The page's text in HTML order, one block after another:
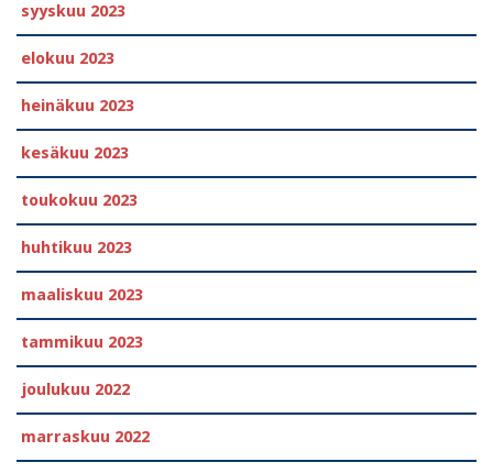
syyskuu 2023
elokuu 2023
heinäkuu 2023
kesäkuu 2023
toukokuu 2023
huhtikuu 2023
maaliskuu 2023
tammikuu 2023
joulukuu 2022
marraskuu 2022